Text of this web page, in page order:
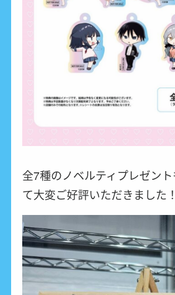
全7種のノベルティプレゼン
て大変ご好評いただきました！